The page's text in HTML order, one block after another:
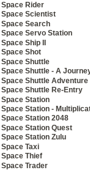
Space Rider
Space Scientist
Space Search
Space Servo Station
Space Ship II
Space Shot
Space Shuttle
Space Shuttle - A
Space Shuttle Adventure
Space Shuttle Re-Entry
Space Station
Space Station -
Space Station 2048
Space Station Quest
Space Station Zulu
Space Taxi
Space Thief
Space Trader